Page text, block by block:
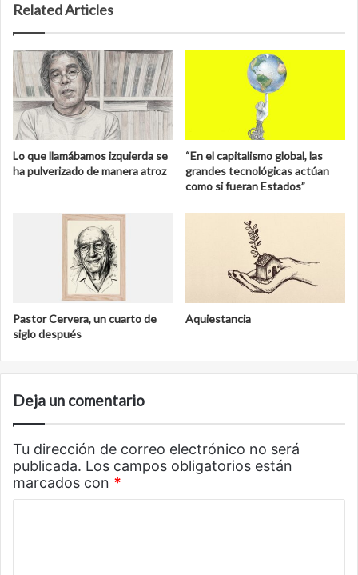
Related Articles
Lo que llamábamos izquierda se
ha pulverizado de manera atroz
“En el capitalismo global, las
grandes tecnológicas actúan
como si fueran Estados”
Pastor Cervera, un cuarto de
siglo después
Aquiestancia
Deja un comentario
Tu dirección de correo electrónico no será
publicada. Los campos obligatorios están
marcados con *